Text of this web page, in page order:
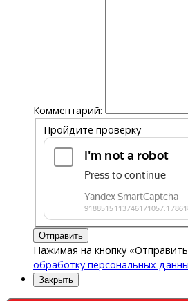
Комментарий:
Пройдите проверку
Отправить
Нажимая на кнопку
обработку персональных
Закрыть